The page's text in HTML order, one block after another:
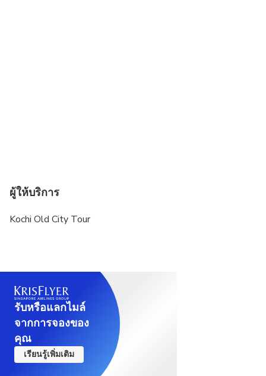
ผู้ให้บริการ
Kochi Old City Tour
รับหรือแลกไมล์
จากการจองของ
คุณ
เรียนรู้เพิ่มเติม